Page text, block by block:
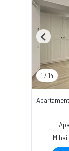
1 / 14
Previous
Mihai